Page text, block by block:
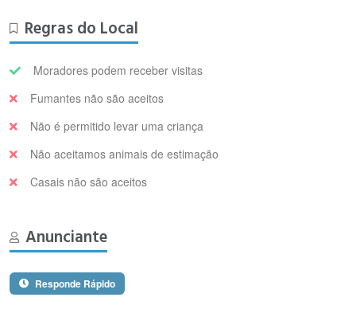
Regras do Local
Moradores podem receber visitas
Fumantes não são aceitos
Não é permitido levar uma criança
Não aceitamos animais de estimação
Casais não são aceitos
Anunciante
Responde Rápido